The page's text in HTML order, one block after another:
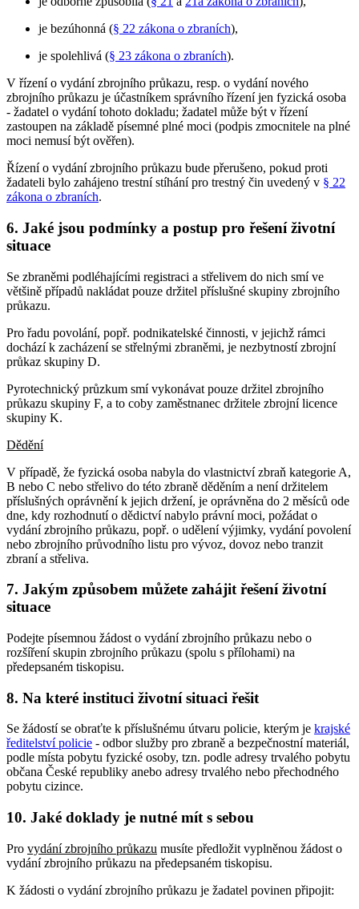
je bezúhonná (§ 22 zákona o zbraních),
je spolehlivá (§ 23 zákona o zbraních).
V řízení o vydání zbrojního průkazu, resp. o vydání nového
zbrojního průkazu je účastníkem správního řízení jen fyzická osoba
- žadatel o vydání tohoto dokladu; žadatel může být v řízení
zastoupen na základě písemné plné moci (podpis zmocnitele na plné
moci nemusí být ověřen).
Řízení o vydání zbrojního průkazu bude přerušeno, pokud proti
žadateli bylo zahájeno trestní stíhání pro trestný čin uvedený v § 22
zákona o zbraních.
6. Jaké jsou podmínky a postup pro řešení životní
situace
Se zbraněmi podléhajícími registraci a střelivem do nich smí ve
většině případů nakládat pouze držitel příslušné skupiny zbrojního
průkazu.
Pro řadu povolání, popř. podnikatelské činnosti, v jejichž rámci
dochází k zacházení se střelnými zbraněmi, je nezbytností zbrojní
průkaz skupiny D.
Pyrotechnický průzkum smí vykonávat pouze držitel zbrojního
průkazu skupiny F, a to coby zaměstnanec držitele zbrojní licence
skupiny K.
Dědění
V případě, že fyzická osoba nabyla do vlastnictví zbraň kategorie A,
B nebo C nebo střelivo do této zbraně děděním a není držitelem
příslušných oprávnění k jejich držení, je oprávněna do 2 měsíců ode
dne, kdy rozhodnutí o dědictví nabylo právní moci, požádat o
vydání zbrojního průkazu, popř. o udělení výjimky, vydání povolení
nebo zbrojního průvodního listu pro vývoz, dovoz nebo tranzit
zbraní a střeliva.
7. Jakým způsobem můžete zahájit řešení životní
situace
Podejte písemnou žádost o vydání zbrojního průkazu nebo o
rozšíření skupin zbrojního průkazu (spolu s přílohami) na
předepsaném tiskopisu.
8. Na které instituci životní situaci řešit
Se žádostí se obraťte k příslušnému útvaru policie, kterým je krajské
ředitelství policie - odbor služby pro zbraně a bezpečnostní materiál,
podle místa pobytu fyzické osoby, tzn. podle adresy trvalého pobytu
občana České republiky anebo adresy trvalého nebo přechodného
pobytu cizince.
10. Jaké doklady je nutné mít s sebou
Pro vydání zbrojního průkazu musíte předložit vyplněnou žádost o
vydání zbrojního průkazu na předepsaném tiskopisu.
K žádosti o vydání zbrojního průkazu je žadatel povinen připojit: